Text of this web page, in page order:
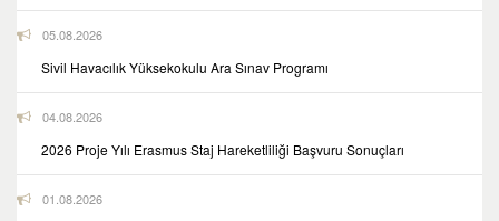
05.08.2026
Sivil Havacılık Yüksekokulu Ara Sınav Programı
04.08.2026
2026 Proje Yılı Erasmus Staj Hareketliliği Başvuru Sonuçları
01.08.2026